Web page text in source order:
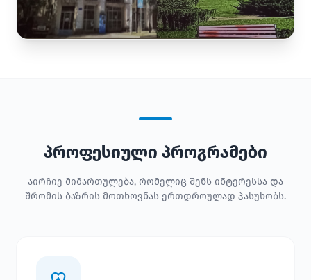
პროფესიული პროგრამები
აირჩიე მიმართულება, რომელიც შენს ინტერესსა და
შრომის ბაზრის მოთხოვნას ერთდროულად პასუხობს.